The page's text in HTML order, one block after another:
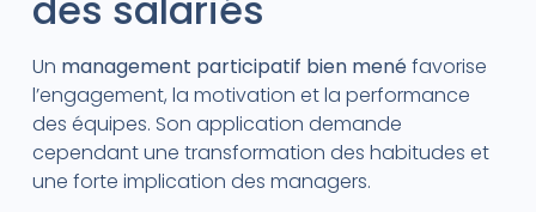
Un management participatif bien menéfavorise
l’engagement, la motivation et la performance
des équipes. Son application demande
cependant une transformation des habitudes et
une forte implication des managers.